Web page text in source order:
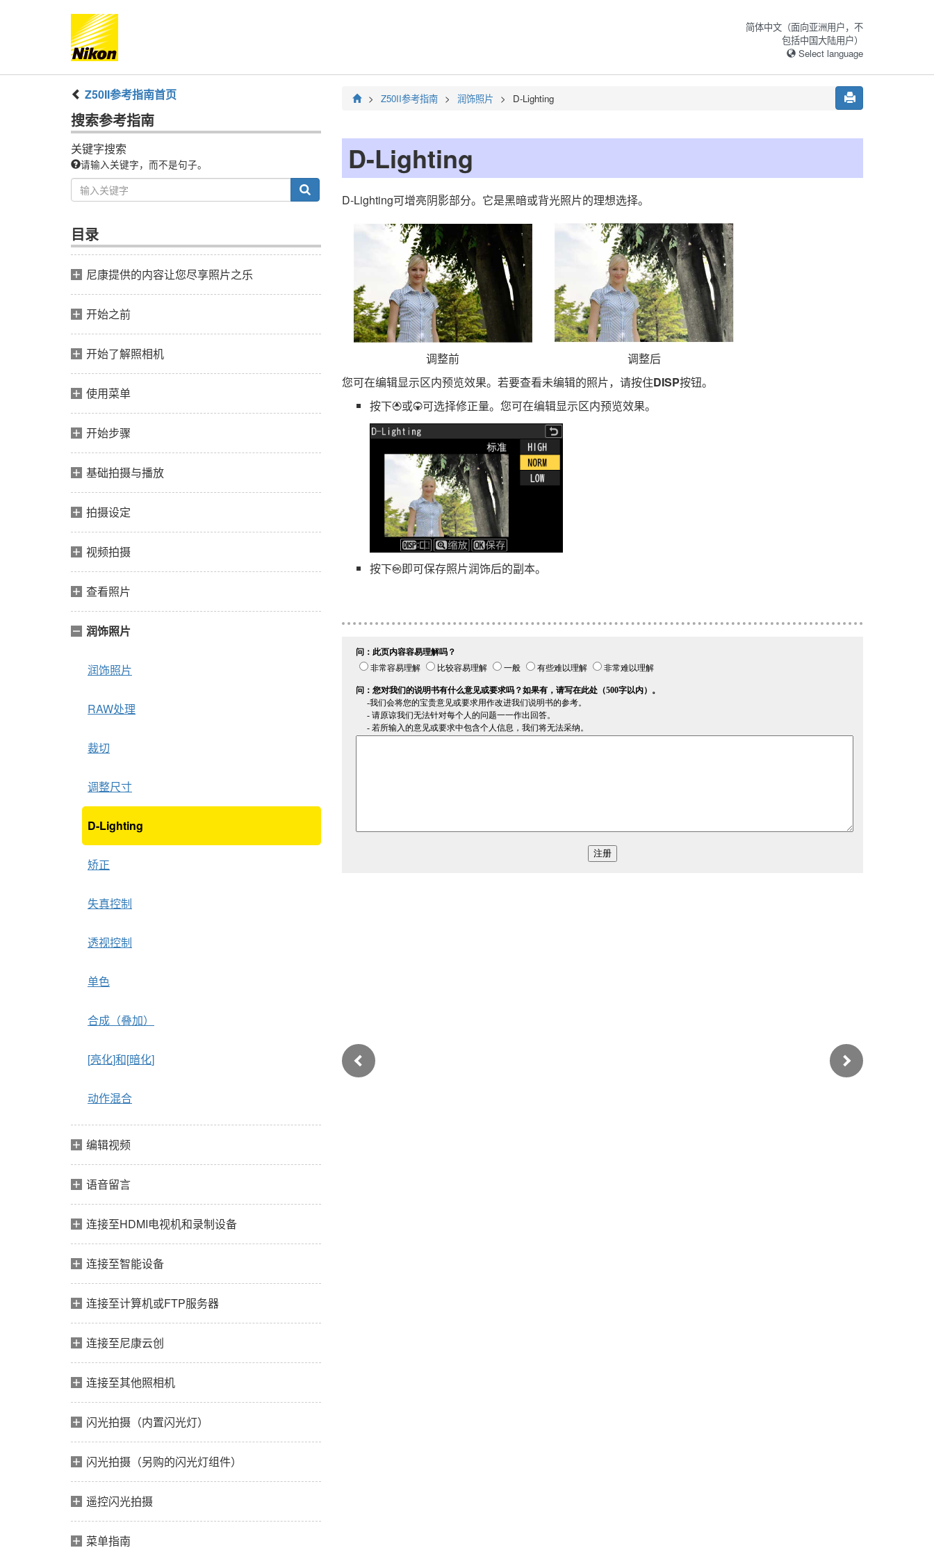
简体中文（面向亚洲用户，不
包括中国大陆用户）
Select language
Z50II参考指南首页
搜索参考指南
关键字搜索
请输入关键字，而不是句子。
目录
尼康提供的内容让您尽享照片之乐
开始之前
开始了解照相机
使用菜单
开始步骤
基础拍摄与播放
拍摄设定
视频拍摄
查看照片
润饰照片
润饰照片
RAW处理
裁切
调整尺寸
D-Lighting
矫正
失真控制
透视控制
单色
合成（叠加）
[亮化]和[暗化]
动作混合
编辑视频
语音留言
连接至HDMI电视机和录制设备
连接至智能设备
连接至计算机或FTP服务器
连接至尼康云创
连接至其他照相机
闪光拍摄（内置闪光灯）
闪光拍摄（另购的闪光灯组件）
遥控闪光拍摄
菜单指南
Z50II参考指南 润饰照片 D-Lighting
D-Lighting
D-Lighting可增亮阴影部分。它是黑暗或背光照片的理想选择。
调整前
调整后
您可在编辑显示区内预览效果。若要查看未编辑的照片，请按住DISP按钮。
按下1或3可选择修正量。您可在编辑显示区内预览效果。
按下J即可保存照片润饰后的副本。